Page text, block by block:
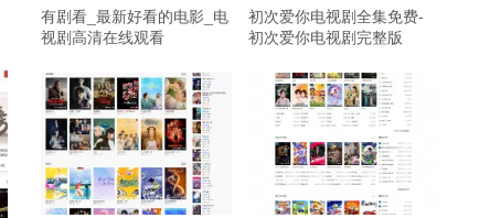
有剧看_最新好看的电影_电
视剧高清在线观看
初次爱你电视剧全集免费-
初次爱你电视剧完整版